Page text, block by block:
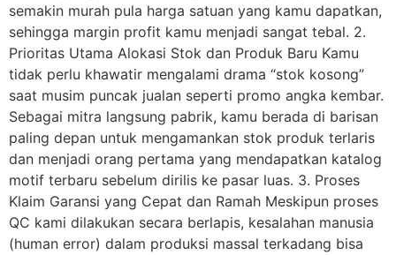
semakin murah pula harga satuan yang kamu dapatkan,
sehingga margin profit kamu menjadi sangat tebal. 2.
Prioritas Utama Alokasi Stok dan Produk Baru Kamu
tidak perlu khawatir mengalami drama “stok kosong”
saat musim puncak jualan seperti promo angka kembar.
Sebagai mitra langsung pabrik, kamu berada di barisan
paling depan untuk mengamankan stok produk terlaris
dan menjadi orang pertama yang mendapatkan katalog
motif terbaru sebelum dirilis ke pasar luas. 3. Proses
Klaim Garansi yang Cepat dan Ramah Meskipun proses
QC kami dilakukan secara berlapis, kesalahan manusia
(human error) dalam produksi massal terkadang bisa